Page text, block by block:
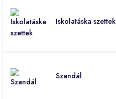
Iskolatáska szettek
Szandál